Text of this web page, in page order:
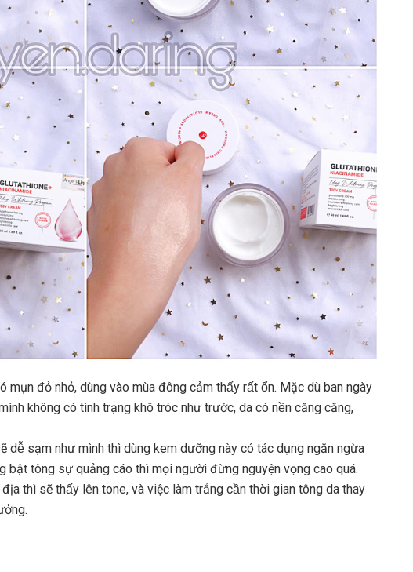
mụn đỏ nhỏ, dùng vào mùa đông cảm thấy rất ổn. Mặc dù ban ngày
không có tình trạng khô tróc như trước, da có nền căng căng,
dễ sạm như mình thì dùng kem dưỡng này có tác dụng ngăn ngừa
bật tông sự quảng cáo thì mọi người đừng nguyện vọng cao quá.
thì sẽ thấy lên tone, và việc làm trắng cần thời gian tông da thay